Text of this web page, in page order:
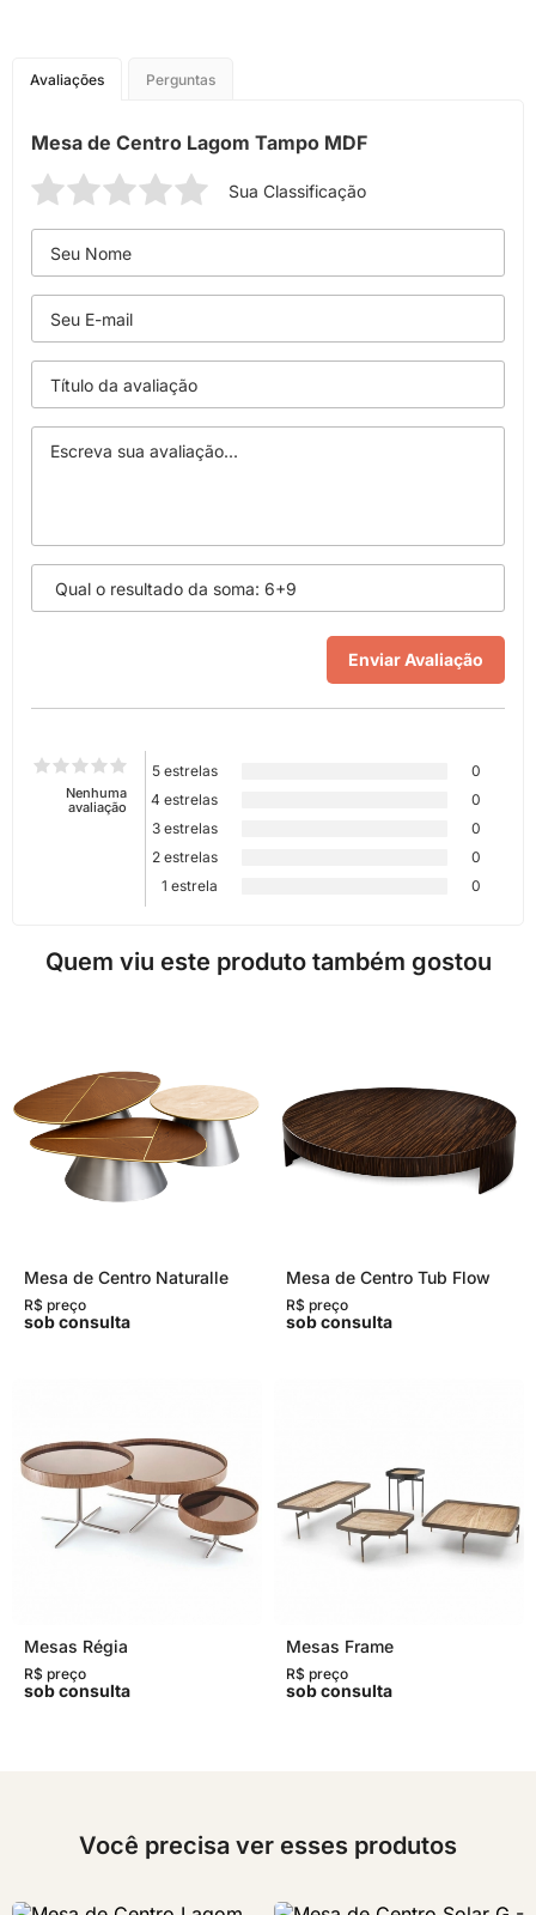
Avaliações Perguntas
Mesa de Centro Lagom Tampo MDF
Sua Classificação
Nenhuma
avaliação
5 estrelas
0
4 estrelas
0
3 estrelas
0
2 estrelas
0
1 estrela
0
Quem viu este produto também gostou
Mesa de Centro Naturalle
R$ preço
sob consulta
Mesa de Centro Tub Flow
R$ preço
sob consulta
Mesas Régia
R$ preço
sob consulta
Mesas Frame
R$ preço
sob consulta
Você precisa ver esses produtos